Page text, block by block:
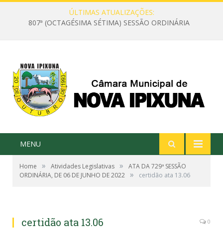
ÚLTIMAS ATUALIZAÇÕES:
807ª (OCTAGÉSIMA SÉTIMA) SESSÃO ORDINÁRIA
MENU
Home » Atividades Legislativas »
ATA DA 729ª SESSÃO
ORDINÁRIA, DE 06 DE JUNHO DE 2022 » certidão ata 13.06
certidão ata 13.06 0